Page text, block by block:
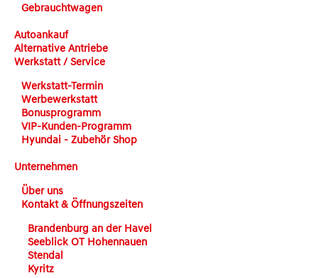
Gebrauchtwagen
Autoankauf
Alternative Antriebe
Werkstatt / Service
Werkstatt-Termin
Werbewerkstatt
Bonusprogramm
VIP-Kunden-Programm
Hyundai - Zubehör Shop
Unternehmen
Über uns
Kontakt & Öffnungszeiten
Brandenburg an der Havel
Seeblick OT Hohennauen
Stendal
Kyritz